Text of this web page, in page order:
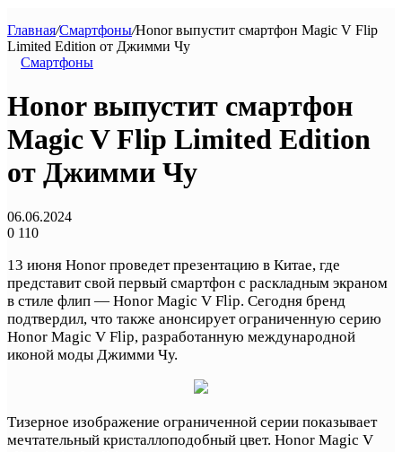
Главная/Смартфоны/Honor выпустит смартфон Magic V Flip
Limited Edition от Джимми Чу
Смартфоны
Honor выпустит смартфон
Magic V Flip Limited Edition
от Джимми Чу
06.06.2024
0 110
13 июня Honor проведет презентацию в Китае, где
представит свой первый смартфон с раскладным экраном
в стиле флип — Honor Magic V Flip. Сегодня бренд
подтвердил, что также анонсирует ограниченную серию
Honor Magic V Flip, разработанную международной
иконой моды Джимми Чу.
Тизерное изображение ограниченной серии показывает
мечтательный кристаллоподобный цвет. Honor Magic V